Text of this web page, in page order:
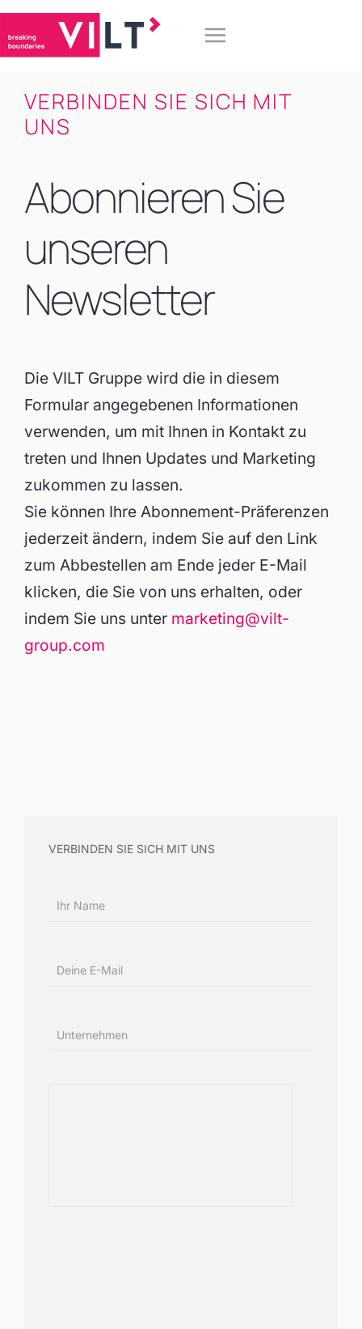
VERBINDEN SIE SICH MIT
UNS
Abonnieren Sie
unseren
Newsletter
Die VILT Gruppe wird die in diesem
Formular angegebenen Informationen
verwenden, um mit Ihnen in Kontakt zu
treten und Ihnen Updates und Marketing
zukommen zu lassen.
Sie können Ihre Abonnement-Präferenzen
jederzeit ändern, indem Sie auf den Link
zum Abbestellen am Ende jeder E-Mail
klicken, die Sie von uns erhalten, oder
indem Sie uns unter marketing@vilt-
group.com
VERBINDEN SIE SICH MIT UNS